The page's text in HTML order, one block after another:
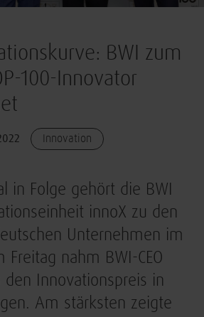
BWI zum
100-Innovator
Innovation
in Folge gehört die BWI
innoX zu den
Unternehmen im
nahm BWI-CEO
den Innovationspreis in
Am stärksten zeigte